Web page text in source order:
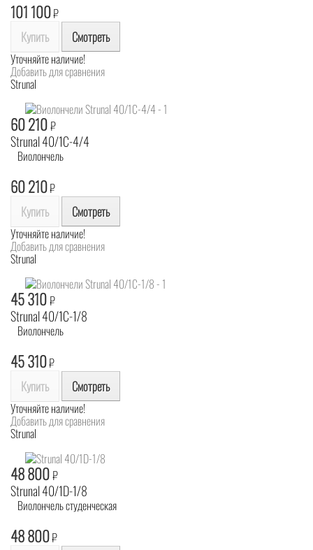
101 100₽
Купить Смотреть
Уточняйте наличие!
Добавить для сравнения
Strunal
60 210₽
Strunal 40/1C-4/4
Виолончель
60 210₽
Купить Смотреть
Уточняйте наличие!
Добавить для сравнения
Strunal
45 310₽
Strunal 40/1C-1/8
Виолончель
45 310₽
Купить Смотреть
Уточняйте наличие!
Добавить для сравнения
Strunal
48 800₽
Strunal 40/1D-1/8
Виолончель студенческая
48 800₽